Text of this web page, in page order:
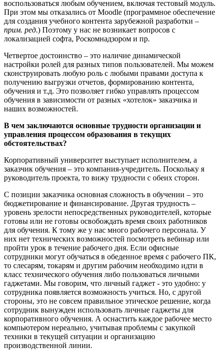
воспользоваться любым обучением, включая тестовый модуль.
При этом мы отказались от Moodle (программное обеспечение
для создания учебного контента зарубежной разработки –
прим. ред.) Поэтому у нас не возникает вопросов с
локализацией софта, Роскомнадзором и пр.
Четвертое достоинство – это наличие динамической
настройки ролей для разных типов пользователей. Мы можем
сконструировать любую роль с любыми правами доступа к
получению выгрузки отчетов, формированию контента,
обучения и т.д. Это позволяет гибко управлять процессом
обучения в зависимости от разных «хотелок» заказчика и
наших возможностей.
В чем заключаются основные трудности организации и
управления процессом образования в текущих
обстоятельствах?
Корпоративный университет выступает исполнителем, а
заказчик обучения – это компания-учредитель. Поскольку я
руководитель проекта, то вижу трудности с обеих сторон.
С позиции заказчика основная сложность в обучении – это
бюджетирование и финансирование. Другая трудность –
уровень зрелости непосредственных руководителей, которые
готовы или не готовы освобождать время своих работников
для обучения. К тому же у нас много рабочего персонала. У
них нет технических возможностей посмотреть вебинар или
пройти урок в течение рабочего дня. Если офисные
сотрудники могут обучаться в обеденное время с рабочего ПК,
то слесарям, токарям и другим рабочим необходимо идти в
класс технического обучения либо пользоваться личными
гаджетами. Мы говорим, что личный гаджет - это удобно: у
сотрудника появляется возможность учиться. Но, с другой
стороны, это не совсем правильное этическое решение, когда
сотрудник вынужден использовать личные гаджеты для
корпоративного обучения. А оснастить каждое рабочее место
компьютером нереально, учитывая проблемы с закупкой
техники в текущей ситуации и организацию
производственной линии.